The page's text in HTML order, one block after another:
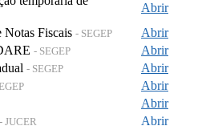
Abrir
Notas Fiscais - SEGEP
Abrir
- SEGEP
Abrir
- SEGEP
Abrir
Abrir
Abrir
- JUCER Abrir